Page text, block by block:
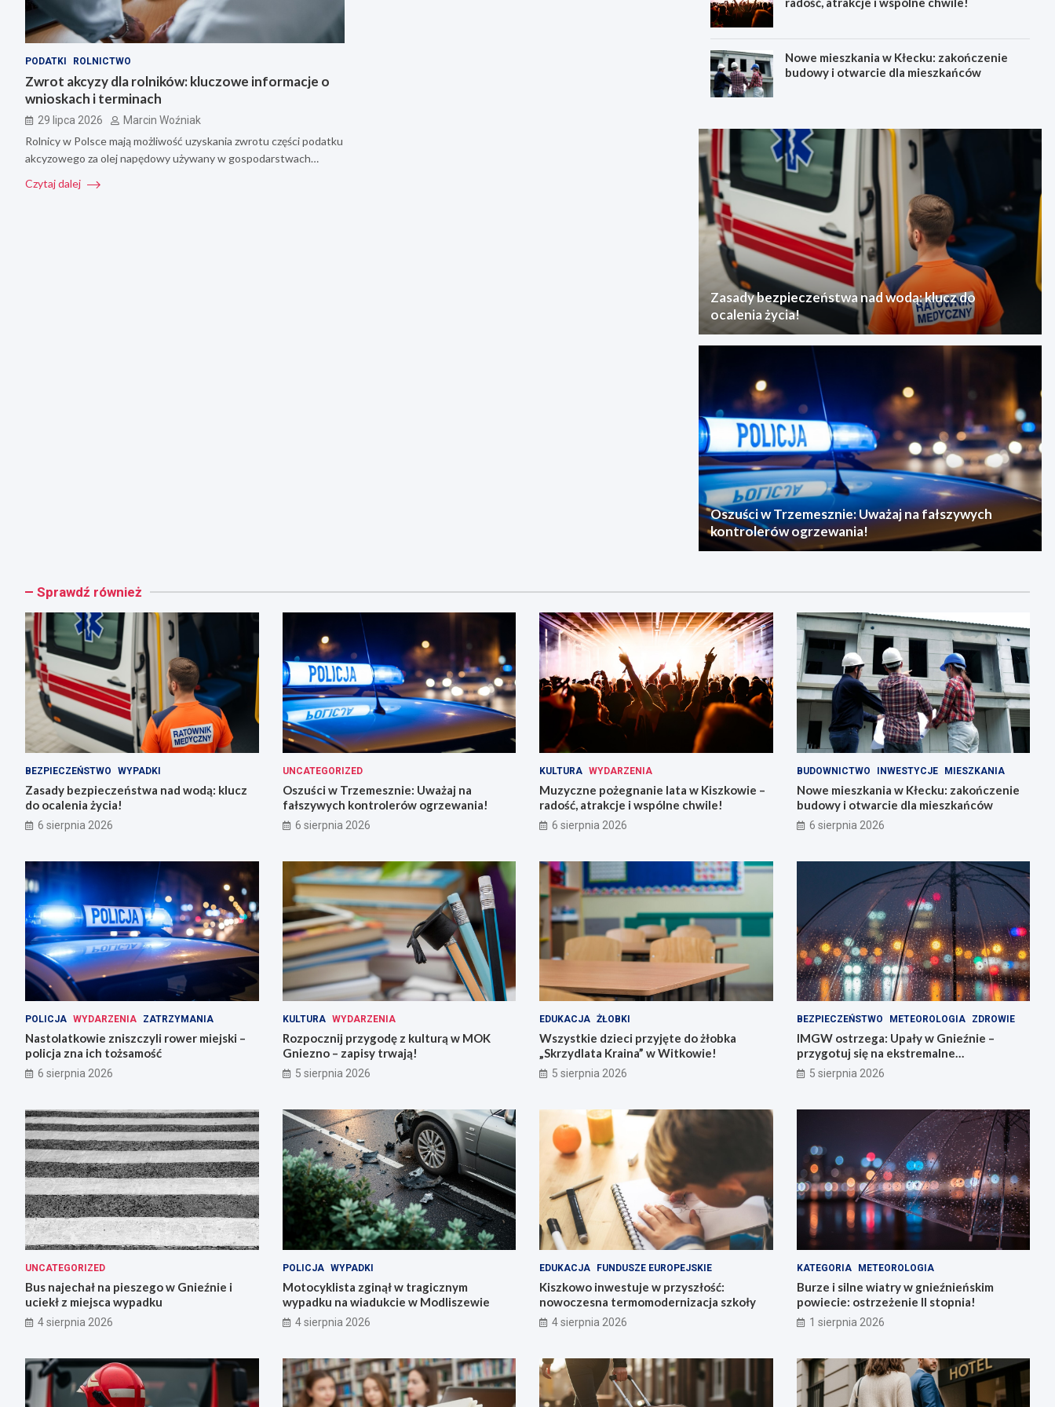
PODATKI ROLNICTWO
Zwrot akcyzy dla rolników: kluczowe informacje o
wnioskach i terminach
29 lipca 2026 Marcin Woźniak
Rolnicy w Polsce mają możliwość uzyskania zwrotu części podatku
akcyzowego za olej napędowy używany w gospodarstwach…
Czytaj dalej
Nowe mieszkania w Kłecku: zakończenie
budowy i otwarcie dla mieszkańców
Zasady bezpieczeństwa nad wodą: klucz do
ocalenia życia!
Oszuści w Trzemesznie: Uważaj na fałszywych
kontrolerów ogrzewania!
Sprawdź również
BEZPIECZEŃSTWO WYPADKI
Zasady bezpieczeństwa nad wodą: klucz
do ocalenia życia!
6 sierpnia 2026
UNCATEGORIZED
Oszuści w Trzemesznie: Uważaj na
fałszywych kontrolerów ogrzewania!
6 sierpnia 2026
KULTURA WYDARZENIA
Muzyczne pożegnanie lata w Kiszkowie –
radość, atrakcje i wspólne chwile!
6 sierpnia 2026
BUDOWNICTWO INWESTYCJE MIESZKANIA
Nowe mieszkania w Kłecku: zakończenie
budowy i otwarcie dla mieszkańców
6 sierpnia 2026
POLICJA WYDARZENIA ZATRZYMANIA
Nastolatkowie zniszczyli rower miejski –
policja zna ich tożsamość
6 sierpnia 2026
KULTURA WYDARZENIA
Rozpocznij przygodę z kulturą w MOK
Gniezno – zapisy trwają!
5 sierpnia 2026
EDUKACJA ŻŁOBKI
Wszystkie dzieci przyjęte do żłobka
„Skrzydlata Kraina” w Witkowie!
5 sierpnia 2026
BEZPIECZEŃSTWO METEOROLOGIA ZDROWIE
IMGW ostrzega: Upały w Gnieźnie –
przygotuj się na ekstremalne
temperatury!
5 sierpnia 2026
UNCATEGORIZED
Bus najechał na pieszego w Gnieźnie i
uciekł z miejsca wypadku
4 sierpnia 2026
POLICJA WYPADKI
Motocyklista zginął w tragicznym
wypadku na wiadukcie w Modliszewie
4 sierpnia 2026
EDUKACJA FUNDUSZE EUROPEJSKIE
Kiszkowo inwestuje w przyszłość:
nowoczesna termomodernizacja szkoły
4 sierpnia 2026
KATEGORIA METEOROLOGIA
Burze i silne wiatry w gnieźnieńskim
powiecie: ostrzeżenie II stopnia!
1 sierpnia 2026